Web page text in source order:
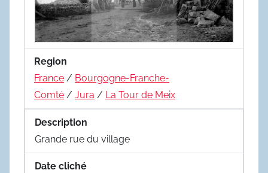
Region
France / Bourgogne-Franche-
Comté / Jura / La Tour de Meix
Description
Grande rue du village
Date cliché